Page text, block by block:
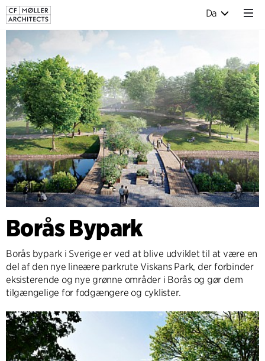
Da
Borås Bypark
Borås bypark i Sverige er ved at blive udviklet til at være en
del af den nye lineære parkrute Viskans Park, der forbinder
eksisterende og nye grønne områder i Borås og gør dem
tilgængelige for fodgængere og cyklister.